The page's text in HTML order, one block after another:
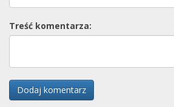
Treść komentarza:
Dodaj komentarz